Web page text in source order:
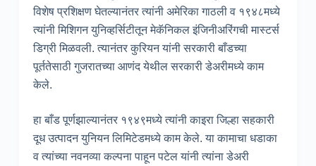
विशेष प्रशिक्षण घेतल्यानंतर त्यांनी अमेरिका गाठली व १९४८मध्ये
त्यांनी मिशिगन युनिव्हर्सिटीतून मेकॅनिकल इंजिनीअरिंगची मास्टर्स
डिग्री मिळवली. त्यानंतर कुरियन यांनी सरकारी बाँडच्या
पूर्ततेसाठी गुजरातच्या आणंद येथील सरकारी डेअरीमध्ये काम
केले.
हा बाँड पूर्णझाल्यानंतर १९४९मध्ये त्यांनी काइरा जिल्हा सहकारी
दूध उत्पादन युनियन लिमिटेडमध्ये काम केले. या कामाचा धडाका
व त्यांच्या नवनव्या कल्पना पाहून पटेल यांनी त्यांना डेअरी